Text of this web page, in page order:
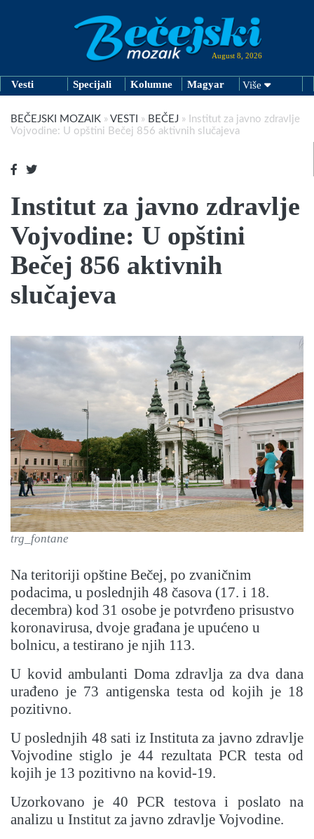
August 8, 2026
Vesti Specijali Kolumne Magyar Više
BEČEJSKI MOZAIK » VESTI » BEČEJ » Institut za javno zdravlje
Vojvodine: U opštini Bečej 856 aktivnih slučajeva
Institut za javno zdravlje
Vojvodine: U opštini
Bečej 856 aktivnih
slučajeva
trg_fontane
Na teritoriji opštine Bečej, po zvaničnim
podacima, u poslednjih 48 časova (17. i 18.
decembra) kod 31 osobe je potvrđeno prisustvo
koronavirusa, dvoje građana je upućeno u
bolnicu, a testirano je njih 113.
U kovid ambulanti Doma zdravlja za dva dana
urađeno je 73 antigenska testa od kojih je 18
pozitivno.
U poslednjih 48 sati iz Instituta za javno zdravlje
Vojvodine stiglo je 44 rezultata PCR testa od
kojih je 13 pozitivno na kovid-19.
Uzorkovano je 40 PCR testova i poslato na
analizu u Institut za javno zdravlje Vojvodine.